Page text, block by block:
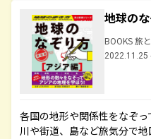
地球の
BOOKS 旅
2022.11.25
各国の地形や関係性をなぞっ
川や街道、島など旅気分で地